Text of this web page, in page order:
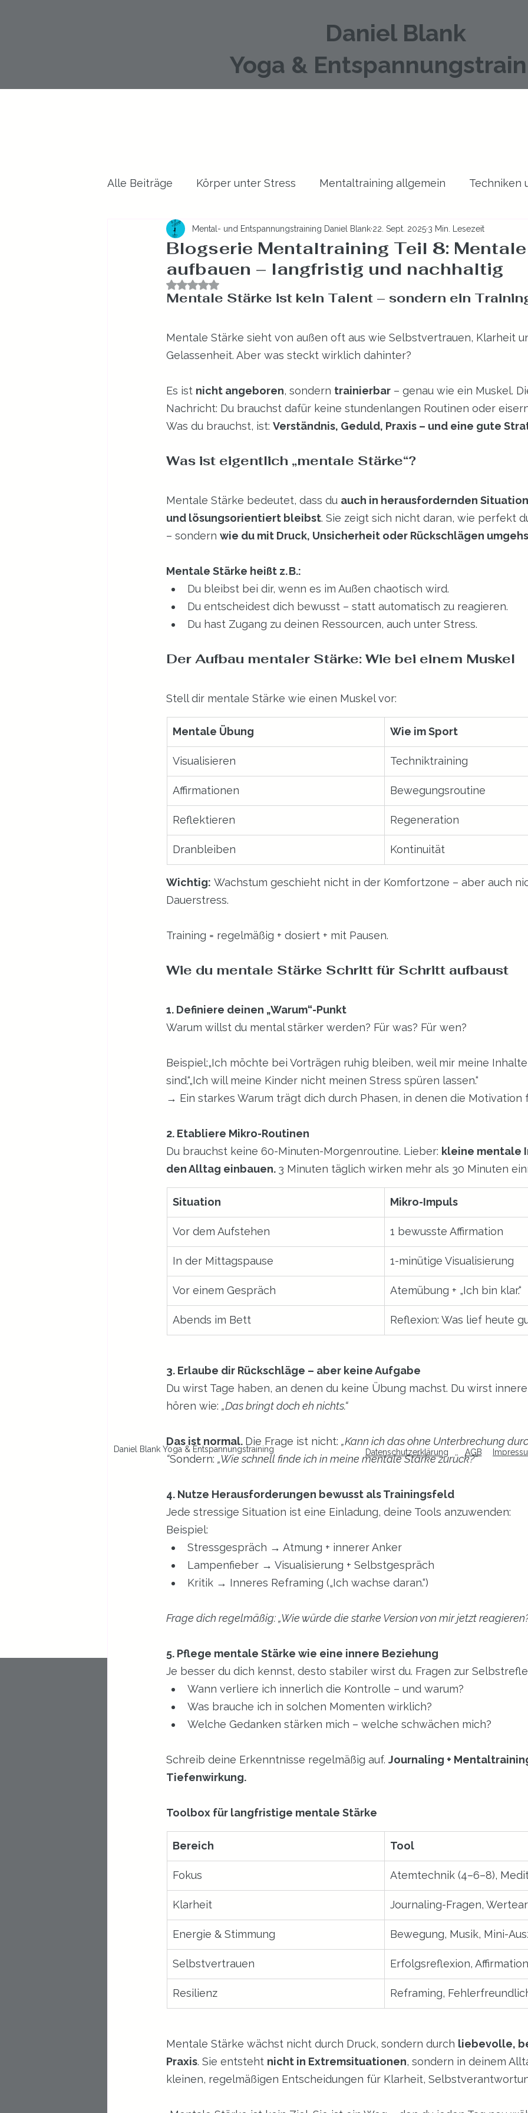
Daniel Blank
Yoga &
Alle Beiträge Körper unter Stress Mentaltraining allgemein Techniken
Gesundheit allgemein Yoga Zeitmanagement
Blogserie Mentaltraining Teil 8:
aufbauen – langfristig und nachhaltig
Mental- und Entspannungstraining Daniel Blank 22. Sept. 2025 3 Min. Lesezeit
Mit NaN von 5 Sternen bewertet.
Mentale Stärke ist kein Talent – sondern ein
Mentale Stärke sieht von außen oft aus wie Selbstvertrauen, Klarheit
Gelassenheit. Aber was steckt wirklich dahinter?
Es ist nicht angeboren, sondern trainierbar – genau wie ein Muskel.
Nachricht: Du brauchst dafür keine stundenlangen Routinen oder
Was du brauchst, ist: Verständnis, Geduld, Praxis – und eine gute
Was ist eigentlich „mentale Stärke“?
Mentale Stärke bedeutet, dass du auch in herausfordernden
und lösungsorientiert bleibst. Sie zeigt sich nicht daran, wie perfekt
– sondern wie du mit Druck, Unsicherheit oder Rückschlägen
Mentale Stärke heißt z. B.:
Du bleibst bei dir, wenn es im Außen chaotisch wird.
Du entscheidest dich bewusst – statt automatisch zu reagieren.
Du hast Zugang zu deinen Ressourcen, auch unter Stress.
Der Aufbau mentaler Stärke: Wie bei einem Muskel
Stell dir mentale Stärke wie einen Muskel vor:
Mentale Übung Wie im Sport
Visualisieren Techniktraining
Affirmationen Bewegungsroutine
Reflektieren Regeneration
Dranbleiben Kontinuität
Wichtig: Wachstum geschieht nicht in der Komfortzone – aber auch
Dauerstress.
Training = regelmäßig + dosiert + mit Pausen.
Wie du mentale Stärke Schritt für Schritt aufbaust
1. Definiere deinen „Warum“-Punkt
Warum willst du mental stärker werden? Für was? Für wen?
Beispiel:„Ich möchte bei Vorträgen ruhig bleiben, weil mir meine
sind.“„Ich will meine Kinder nicht meinen Stress spüren lassen.“
→ Ein starkes Warum trägt dich durch Phasen, in denen die Motivation
2. Etabliere Mikro-Routinen
Du brauchst keine 60-Minuten-Morgenroutine. Lieber: kleine mentale
den Alltag einbauen. 3 Minuten täglich wirken mehr als 30 Minuten
Situation Mikro-Impuls
Vor dem Aufstehen 1 bewusste Affirmation
In der Mittagspause 1-minütige Visualisierung
Vor einem Gespräch Atemübung + „Ich bin klar.“
Abends im Bett Reflexion: Was lief heute
3. Erlaube dir Rückschläge – aber keine Aufgabe
Du wirst Tage haben, an denen du keine Übung machst. Du wirst
hören wie: „Das bringt doch eh nichts.“
Das ist normal. Die Frage ist nicht: „Kann ich das ohne Unterbrechung
“Sondern: „Wie schnell finde ich in meine mentale Stärke zurück?“
4. Nutze Herausforderungen bewusst als Trainingsfeld
Jede stressige Situation ist eine Einladung, deine Tools anzuwenden:
Beispiel:
Stressgespräch → Atmung + innerer Anker
Lampenfieber → Visualisierung + Selbstgespräch
Kritik → Inneres Reframing („Ich wachse daran.“)
Frage dich regelmäßig: „Wie würde die starke Version von mir jetzt
5. Pflege mentale Stärke wie eine innere Beziehung
Je besser du dich kennst, desto stabiler wirst du. Fragen zur
Wann verliere ich innerlich die Kontrolle – und warum?
Was brauche ich in solchen Momenten wirklich?
Welche Gedanken stärken mich – welche schwächen mich?
Schreib deine Erkenntnisse regelmäßig auf. Journaling +
Tiefenwirkung.
Toolbox für langfristige mentale Stärke
Bereich Tool
Fokus Atemtechnik (4–6–8),
Klarheit Journaling-Fragen,
Energie & Stimmung Bewegung, Musik, Mini-
Selbstvertrauen Erfolgsreflexion,
Resilienz Reframing,
Mentale Stärke wächst nicht durch Druck, sondern durch liebevolle,
Praxis. Sie entsteht nicht in Extremsituationen, sondern in deinem
kleinen, regelmäßigen Entscheidungen für Klarheit,
Daniel Blank Yoga & Entspannungstraining Datenschutzerklärung AGB